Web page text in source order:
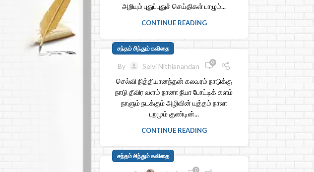
அறியும் புதுப்புதுச் செய்திகள் பாழும்...
CONTINUE READING
சந்தம் சிந்தும் கவிதை
By Selvi Nithianandan 0
செல்வி நித்தியானந்தன் கலவரம் நாடுக்கு
நாடு தீவிர வளம் நானா நீயா போட்டிக் களம்
நாளும் நடக்கும் அழிவின் யுத்தம் நாலா
புறமும் குண்டின்...
CONTINUE READING
சந்தம் சிந்தும் கவிதை
0